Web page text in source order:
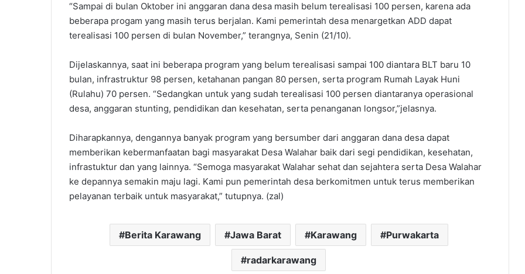
“Sampai di bulan Oktober ini anggaran dana desa masih belum terealisasi 100 persen, karena ada
beberapa progam yang masih terus berjalan. Kami pemerintah desa menargetkan ADD dapat
terealisasi 100 persen di bulan November,” terangnya, Senin (21/10).
Dijelaskannya, saat ini beberapa program yang belum terealisasi sampai 100 diantara BLT baru 10
bulan, infrastruktur 98 persen, ketahanan pangan 80 persen, serta program Rumah Layak Huni
(Rulahu) 70 persen. “Sedangkan untuk yang sudah terealisasi 100 persen diantaranya operasional
desa, anggaran stunting, pendidikan dan kesehatan, serta penanganan longsor,”jelasnya.
Diharapkannya, dengannya banyak program yang bersumber dari anggaran dana desa dapat
memberikan kebermanfaatan bagi masyarakat Desa Walahar baik dari segi pendidikan, kesehatan,
infrastuktur dan yang lainnya. “Semoga masyarakat Walahar sehat dan sejahtera serta Desa Walahar
ke depannya semakin maju lagi. Kami pun pemerintah desa berkomitmen untuk terus memberikan
pelayanan terbaik untuk masyarakat,” tutupnya. (zal)
Berita Karawang Jawa Barat Karawang Purwakarta
radarkarawang